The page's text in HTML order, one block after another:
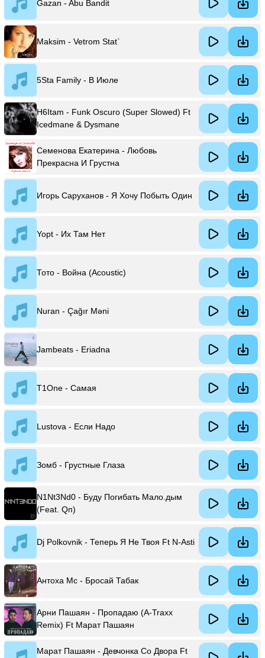
Gazan - Abu Bandit
Maksim - Vetrom Stat`
5Sta Family - В Июле
H6Itam - Funk Oscuro (Super Slowed) Ft
Icedmane & Dysmane
Семенова Екатерина - Любовь
Прекрасна И Грустна
Игорь Саруханов - Я Хочу Побыть Один
Yopt - Их Там Нет
Тото - Война (Acoustic)
Nuran - Çağır Məni
Jambeats - Eriadna
T1One - Самая
Lustova - Если Надо
Зомб - Грустные Глаза
N1Nt3Nd0 - Буду Погибать Мало.дым
(Feat. Qп)
Dj Polkovnik - Теперь Я Не Твоя Ft N-Asti
Антоха Мс - Бросай Табак
Арни Пашаян - Пропадаю (A-Traxx
Remix) Ft Марат Пашаян
Марат Пашаян - Девчонка Со Двора Ft